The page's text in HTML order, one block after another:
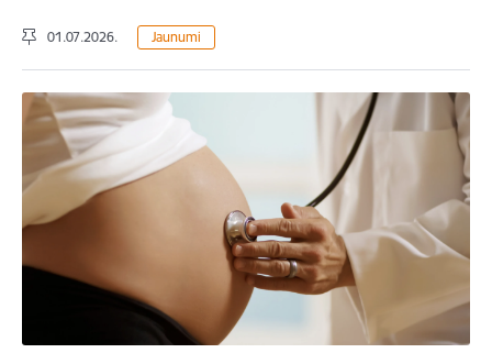
01.07.2026. Jaunumi